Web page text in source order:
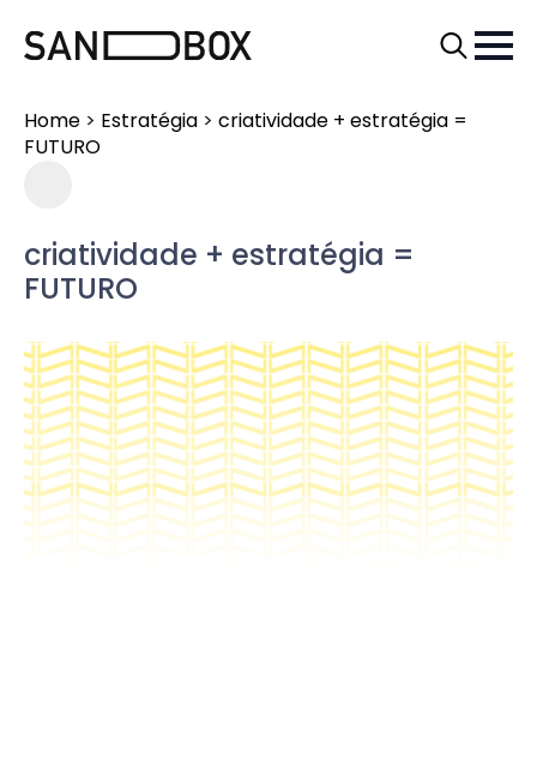
Home > Estratégia > criatividade + estratégia =
FUTURO
criatividade + estratégia =
FUTURO